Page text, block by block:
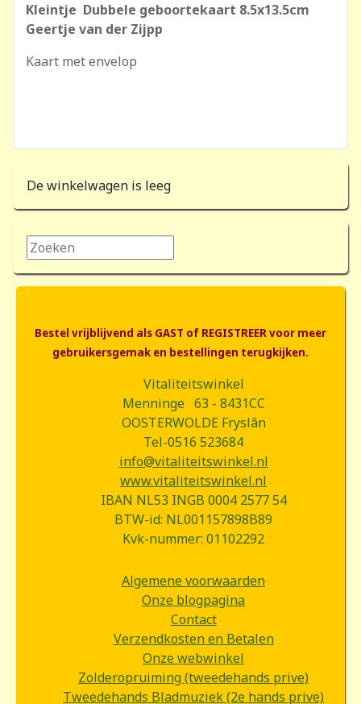
Kleintje Dubbele geboortekaart 8.5x13.5cm
Geertje van der Zijpp
Kaart met envelop
De winkelwagen is leeg
Zoeken...
Bestel vrijblijvend als GAST of REGISTREER voor meer
gebruikersgemak en bestellingen terugkijken.
Vitaliteitswinkel
Menninge 63 - 8431CC
OOSTERWOLDE Fryslân
Tel-0516 523684
info@vitaliteitswinkel.nl
www.vitaliteitswinkel.nl
IBAN NL53 INGB 0004 2577 54
BTW-id: NL001157898B89
Kvk-nummer: 01102292
Algemene voorwaarden
Onze blogpagina
Contact
Verzendkosten en Betalen
Onze webwinkel
Zolderopruiming (tweedehands prive)
Tweedehands Bladmuziek (2e hands prive)